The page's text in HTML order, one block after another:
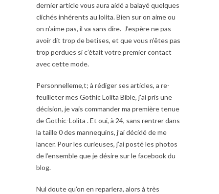
dernier article vous aura aidé a balayé quelques
clichés inhérents au lolita. Bien sur on aime ou
on n’aime pas, il va sans dire. J’espère ne pas
avoir dit trop de betises, et que vous n’êtes pas
trop perdues si c’était votre premier contact
avec cette mode.
Personnelleme,t; à rédiger ses articles, a re-
feuilleter mes Gothic Lolita Bible, j’ai pris une
décision, je vais commander ma première tenue
de Gothic-Lolita . Et oui, à 24, sans rentrer dans
la taille 0 des mannequins, j’ai décidé de me
lancer. Pour les curieuses, j’ai posté les photos
de l’ensemble que je désire sur le facebook du
blog.
Nul doute qu’on en reparlera, alors à très